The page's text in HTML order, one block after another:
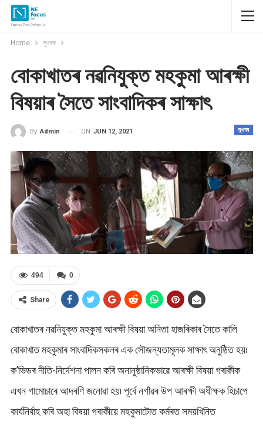
Home সুখবৰ
বোকাখাতৰ নৱনিযুক্ত মহকুমা আৰক্ষী
বিষয়াৰ সৈতে সাংবাদিকৰ সাক্ষাৎ
সুখবৰ
By Admin ON JUN 12, 2021
0
494
Share
বোকাখাতৰ নৱনিযুক্ত মহকুমা আৰক্ষী বিষয়া অনিতা হাজৰিকাৰ সৈতে কালি
বোকাখাত মহকুমাৰ সাংবাদিকসকলৰ এক সৌজন্যতামূলক সাক্ষাৎ অনুষ্ঠিত হয়৷
ক’ভিডৰ নীতি-নির্দেশনা পালন কৰি অনানুষ্ঠানিকভাৱে আৰক্ষী বিষয়া গৰাকীক
এখন গামোচাৰে আদৰণি জনোৱা হয়৷ পূৰ্বে নগাঁৱৰ উপ আৰক্ষী অধীক্ষক হিচাপে
কাৰ্যনিৰ্বাহ কৰি অহা বিষয়া গৰাকীয়ে মহকুমাটোত কর্মৰত সময়খিনিত